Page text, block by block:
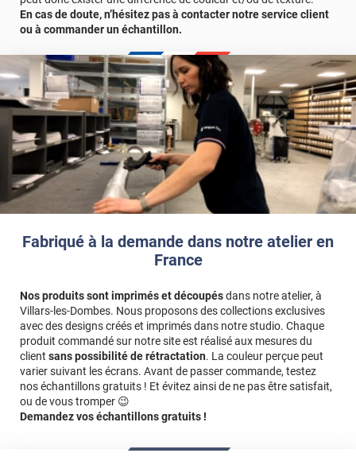
Fabriqué à la demande dans notre atelier en
France
Nos produits sont imprimés et découpésdans notre atelier, à
Villars-les-Dombes. Nous proposons des collections exclusives
avec des designs créés et imprimés dans notre studio. Chaque
produit commandé sur notre site est réalisé aux mesures du
client sans possibilité de rétractation. La couleur perçue peut
varier suivant les écrans. Avant de passer commande, testez
nos échantillons gratuits ! Et évitez ainsi de ne pas être satisfait,
ou de vous tromper 😉
Demandez vos échantillons gratuits !
En cas de doute, n’hésitez pas à contacter notre service client
ou à commander un échantillon.